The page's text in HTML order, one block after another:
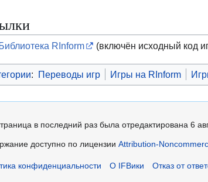
RInform (включён исходный код
: Переводы игр Игры на RInform
в последний раз была отредактирована 6
доступно по лицензииAttribution-
конфиденциальности О IFВики Отказ от